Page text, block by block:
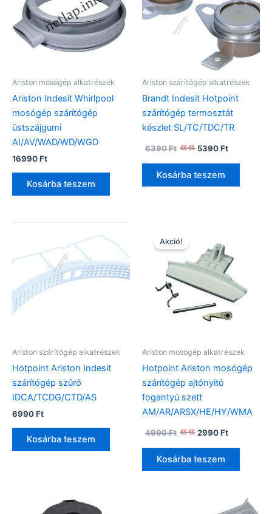
Ariston mosógép alkatrészek
Ariston Indesit Whirlpool
mosógép szárítógép
üstszájgumi
AI/AV/WAD/WD/WGD
16990Ft
Kosárba teszem
Ariston szárítógép alkatrészek
Brandt Indesit Hotpoint
szárítógép termosztát
készlet SL/TC/TDC/TR
6390Ft
Original
price
was:
6390 Ft.
5390Ft
price
is:
Kosárba teszem
Ariston szárítógép alkatrészek
Hotpoint Ariston Indesit
szárítógép szűrő
IDCA/TCDG/CTD/AS
6990Ft
Kosárba teszem
Akció!
Ariston mosógép alkatrészek
Hotpoint Ariston mosógép
szárítógép ajtónyitó
fogantyú szett
AM/AR/ARSX/HE/HY/WMA
4990Ft
Original
price
was:
4990 Ft.
2990Ft
price
is:
Kosárba teszem